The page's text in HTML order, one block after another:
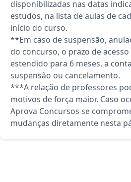
disponibilizadas nas datas
estudos, na lista de aulas de
início do curso.
**Em caso de suspensão,
do concurso, o prazo de
estendido para 6 meses, a
suspensão ou cancelamento.
***A relação de professores
motivos de força maior. Caso
Aprova Concursos se
mudanças diretamente nesta